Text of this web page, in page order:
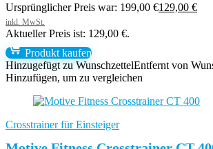
Ursprünglicher Preis war: 199,00 €129,00 €
Aktueller Preis ist: 129,00 €.
Produkt kaufen
Hinzugefügt zu WunschzettelEntfernt von
Hinzufügen, um zu vergleichen
Crosstrainer für Einsteiger